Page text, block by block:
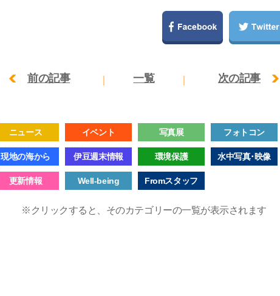
前の記事 一覧 次の記事
ニュース イベント 写真展 フォトコン
現地の海から 伊豆週末情報 環境保護 水中写真･映像
更新情報 Well-being Fromスタッフ
※クリックすると、そのカテゴリーの一覧が表示されます